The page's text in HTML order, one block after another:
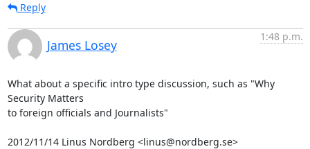
Reply
James Losey
1:48 p.m.
What about a specific intro type discussion, such as "Why
Security Matters
to foreign officials and Journalists"
2012/11/14 Linus Nordberg <linus@nordberg.se>